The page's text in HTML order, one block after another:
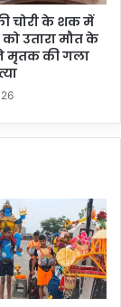
चोरी के शक में
को उतारा मौत के
मृतक की गला